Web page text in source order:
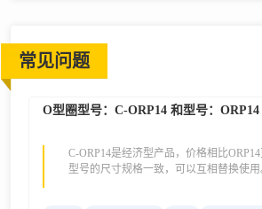
常见问题
O型圈型号：C-ORP14 和型号：ORP14
C-ORP14是经济型产品，价格相比
型号的尺寸规格一致，可以互相替换使用